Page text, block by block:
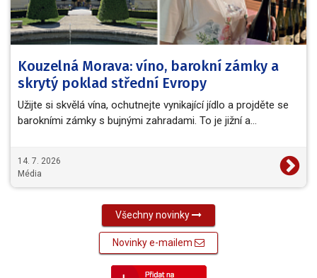
Kouzelná Morava: víno, barokní zámky a
skrytý poklad střední Evropy
Užijte si skvělá vína, ochutnejte vynikající jídlo a projděte se
barokními zámky s bujnými zahradami. To je jižní a…
14. 7. 2026
Média
Všechny novinky
Novinky e-mailem